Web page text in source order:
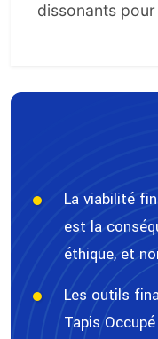
dissonants
La viabilité
est la
éthique, et
Les outils
Tapis